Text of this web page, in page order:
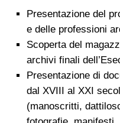
Presentazione del
e delle professioni
Scoperta del
archivi finali
Presentazione di
dal XVIII al XXI
(manoscritti,